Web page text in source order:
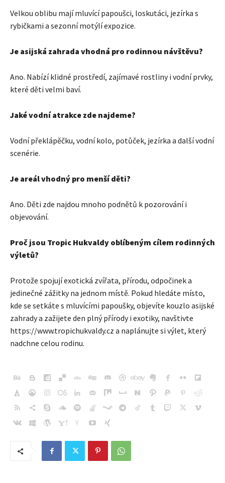
Velkou oblibu mají mluvící papoušci, loskutáci, jezírka s
rybičkami a sezonní motýlí expozice.
Je asijská zahrada vhodná pro rodinnou návštěvu?
Ano. Nabízí klidné prostředí, zajímavé rostliny i vodní prvky,
které děti velmi baví.
Jaké vodní atrakce zde najdeme?
Vodní překlápěčku, vodní kolo, potůček, jezírka a další vodní
scenérie.
Je areál vhodný pro menší děti?
Ano. Děti zde najdou mnoho podnětů k pozorování i
objevování.
Proč jsou Tropic Hukvaldy oblíbeným cílem rodinných
výletů?
Protože spojují exotická zvířata, přírodu, odpočinek a
jedinečné zážitky na jednom místě. Pokud hledáte místo,
kde se setkáte s mluvícími papoušky, objevíte kouzlo asijské
zahrady a zažijete den plný přírody i exotiky, navštivte
https://www.tropichukvaldy.cz a naplánujte si výlet, který
nadchne celou rodinu.